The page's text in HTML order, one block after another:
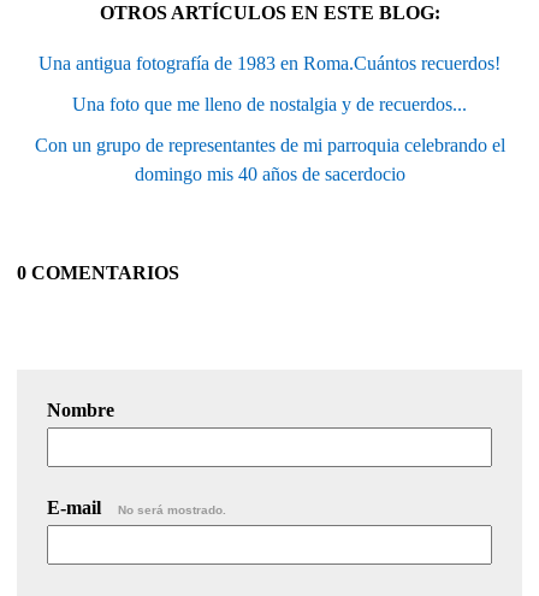
OTROS ARTÍCULOS EN ESTE BLOG:
Una antigua fotografía de 1983 en Roma.Cuántos recuerdos!
Una foto que me lleno de nostalgia y de recuerdos...
Con un grupo de representantes de mi parroquia celebrando el
domingo mis 40 años de sacerdocio
0 COMENTARIOS
Nombre
E-mail No será mostrado.